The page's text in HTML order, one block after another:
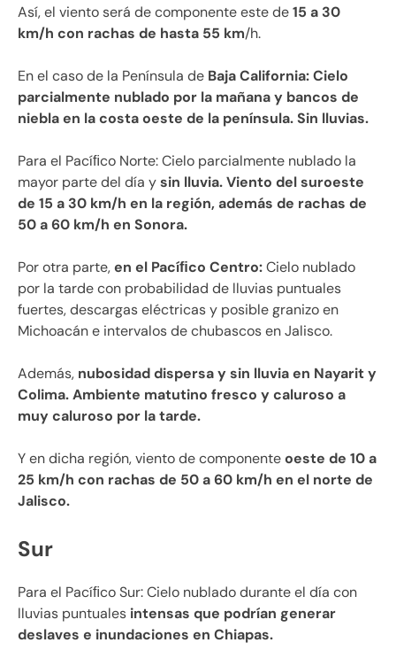
Así, el viento será de componente este de15 a 30
km/h con rachas de hasta 55 km/h.
En el caso de la Península de Baja California: Cielo
parcialmente nublado por la mañana y bancos de
niebla en la costa oeste de la península. Sin lluvias.
Para el Pacíﬁco Norte: Cielo parcialmente nublado la
mayor parte del día ysin lluvia. Viento del suroeste
de 15 a 30 km/h en la región, además de rachas de
50 a 60 km/h en Sonora.
Por otra parte,en el Pacíﬁco Centro:Cielo nublado
por la tarde con probabilidad de lluvias puntuales
fuertes, descargas eléctricas y posible granizo en
Michoacán e intervalos de chubascos en Jalisco.
Además, nubosidad dispersa y sin lluvia en Nayarit y
Colima. Ambiente matutino fresco y caluroso a
muy caluroso por la tarde.
Y en dicha región, viento de componenteoeste de 10 a
25 km/h con rachas de 50 a 60 km/h en el norte de
Jalisco.
Sur
Para el Pacíﬁco Sur: Cielo nublado durante el día con
lluvias puntuales intensas que podrían generar
deslaves e inundaciones en Chiapas.